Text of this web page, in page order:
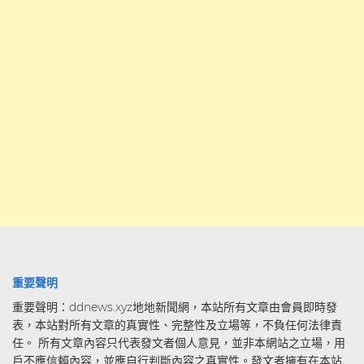
重要聲明
重要聲明：ddnews.xyz地地新聞網，本站所有文章由會員即時發
表，本站對所有文章的真實性、完整性及立場等，不負任何法律責
任。 所有文章內容只代表發文者個人意見，並非本網站之立場，用
戶不應信賴內容，並應自行判斷內容之真實性。發文者擁有在本站